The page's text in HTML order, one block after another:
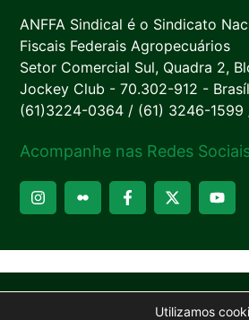
ANFFA Sindical é o Sindicato
Fiscais Federais Agropecuários
Setor Comercial Sul, Quadra 2,
Jockey Club - 70.302-912 -
(61)3224-0364 / (61) 3246-
Acompanhe nas Redes
Utilizamos